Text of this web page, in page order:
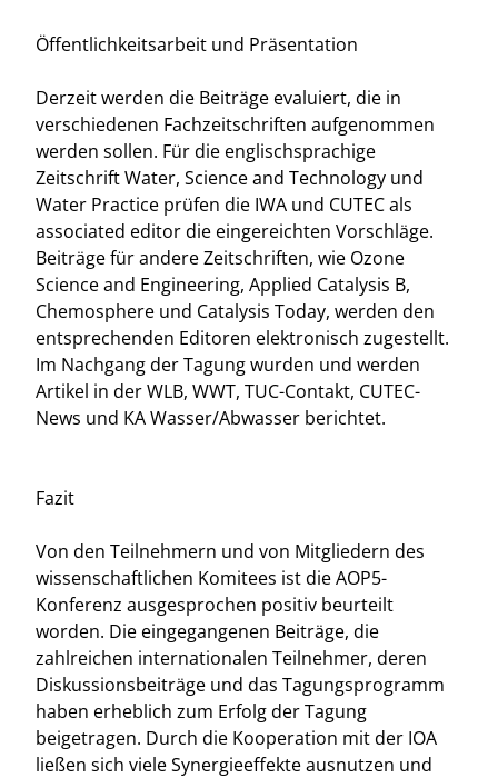
Öffentlichkeitsarbeit und Präsentation
Derzeit werden die Beiträge evaluiert, die in
verschiedenen Fachzeitschriften aufgenommen
werden sollen. Für die englischsprachige
Zeitschrift Water, Science and Technology und
Water Practice prüfen die IWA und CUTEC als
associated editor die eingereichten Vorschläge.
Beiträge für andere Zeitschriften, wie Ozone
Science and Engineering, Applied Catalysis B,
Chemosphere und Catalysis Today, werden den
entsprechenden Editoren elektronisch zugestellt.
Im Nachgang der Tagung wurden und werden
Artikel in der WLB, WWT, TUC-Contakt, CUTEC-
News und KA Wasser/Abwasser berichtet.
Fazit
Von den Teilnehmern und von Mitgliedern des
wissenschaftlichen Komitees ist die AOP5-
Konferenz ausgesprochen positiv beurteilt
worden. Die eingegangenen Beiträge, die
zahlreichen internationalen Teilnehmer, deren
Diskussionsbeiträge und das Tagungsprogramm
haben erheblich zum Erfolg der Tagung
beigetragen. Durch die Kooperation mit der IOA
ließen sich viele Synergieeffekte ausnutzen und